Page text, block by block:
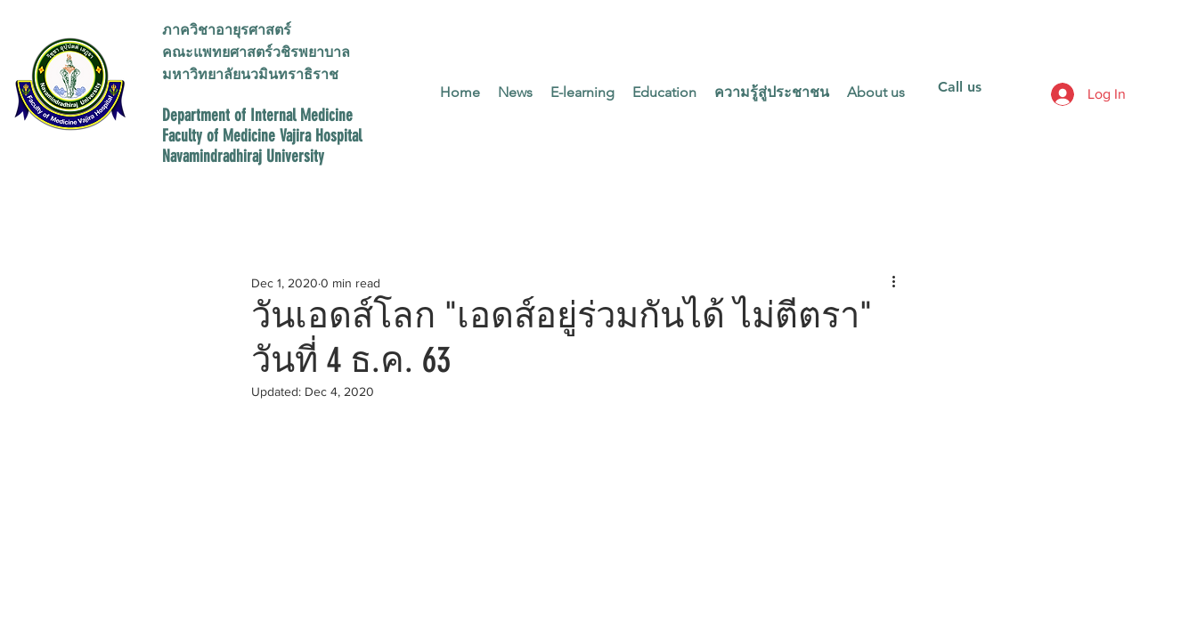
ภาควิชาอายุรศาสตร์
คณะแพทยศาสตร์วชิรพยาบาล
มหาวิทยาลัยนวมินทราธิราช
Department of Internal Medicine
Faculty of Medicine Vajira Hospital
Navamindradhiraj University
Home News E-learning Education ความรู้สู่ประชาชน About us Call us Log In
วันเอดส์โลก "เอดส์อยู่ร่วมกันได้ ไม่ตีตรา"
วันที่ 4 ธ.ค. 63
Dec 1, 2020 0 min read
Updated: Dec 4, 2020